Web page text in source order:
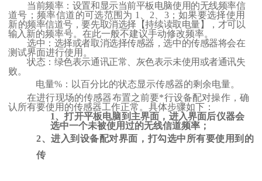
当前频率：设置和显示当前平板电脑使用的无线频率信
道号；频率信道的可选范围为 1 2 3；如果要选择使用
新的频率信道号，要先取消选择【持续读取电量】，才可以
输入新的频率号。在此一般不建议手动修改频率。
选中：选择或者取消选择传感器，选中的传感器将会在
测试界面进行使用。
状态：绿色表示通讯正常、灰色表示未使用或者通讯失
败。
电量% ：以百分比的状态显示传感器的剩余电量。
在进行现场的传感器布置之前要*行设备配对操作，确
认所有要使用的传感器工作正常。具体步骤如下：
1、打开平板电脑到主界面，进入界面后仪器会
选中一个未被使用过的无线信道频率；
2、进入到设备配对界面，打勾选中所有要使用到的
传